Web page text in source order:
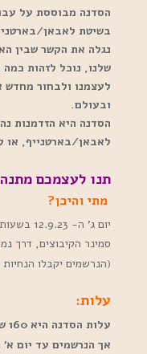
הסדנה מבוססת על
בשיטת לאבאן/
נגלה את הקשר שבין
שלנו, נוכל לזהות כמה
לעצמנו ולבחור מחדש
ובעולם.
הסדנה היא הזדמנות
לאבאן/בארטנייף, או
תנו לעצמכם
מתי והיכן?
יום ג’ ה- 12.9.23 בשעות 16-19:00
סמינר הקיבוצים, דרך נמיר 149 תל
(הנרשמים יקבלו הנחיות
עלות:
עלות הסדנה היא 160 ש”ח